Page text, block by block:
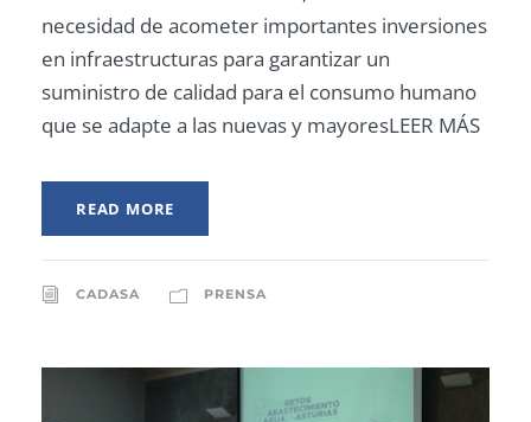
necesidad de acometer importantes inversiones
en infraestructuras para garantizar un
suministro de calidad para el consumo humano
que se adapte a las nuevas y mayoresLEER MÁS
READ MORE
CADASA PRENSA